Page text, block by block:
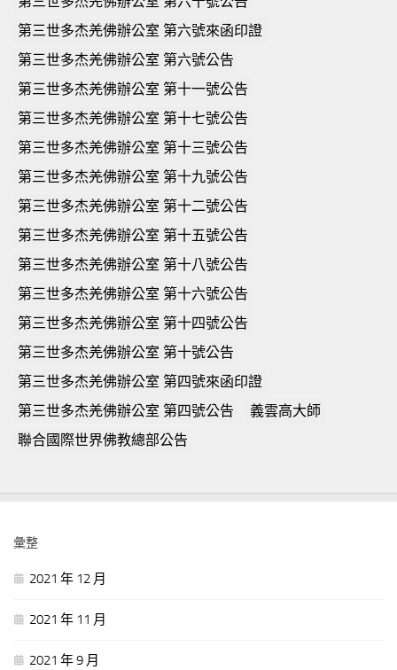
第三世多杰羌佛辦公室 第六號來函印證
第三世多杰羌佛辦公室 第六號公告
第三世多杰羌佛辦公室 第十一號公告
第三世多杰羌佛辦公室 第十七號公告
第三世多杰羌佛辦公室 第十三號公告
第三世多杰羌佛辦公室 第十九號公告
第三世多杰羌佛辦公室 第十二號公告
第三世多杰羌佛辦公室 第十五號公告
第三世多杰羌佛辦公室 第十八號公告
第三世多杰羌佛辦公室 第十六號公告
第三世多杰羌佛辦公室 第十四號公告
第三世多杰羌佛辦公室 第十號公告
第三世多杰羌佛辦公室 第四號來函印證
第三世多杰羌佛辦公室 第四號公告
義雲高大師
聯合國際世界佛教總部公告
彙整
2021 年 12 月
2021 年 11 月
2021 年 9 月